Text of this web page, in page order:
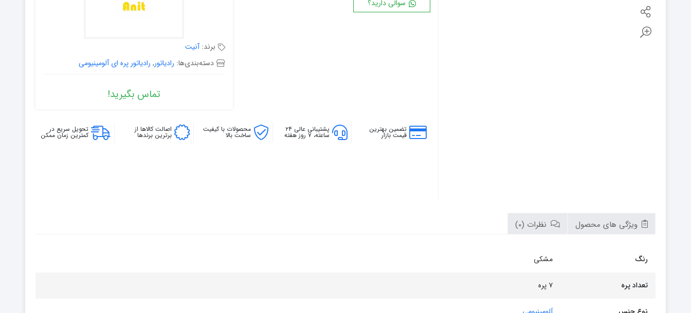
۱۸ پره
سوالی دارید؟
برند:آنیت
دسته‌بندی‌ها: رادیاتور, رادیاتور پره ای آلومینیومی
تماس بگیرید!
تضمین بهترین
قیمت بازار
پشتیبانی عالی ۲۴
ساعته، ۷ روز هفته
محصولات با کیفیت
ساخت بالا
اصالت کالاها از
برترین برندها
تحویل سریع در
کمترین زمان ممکن
ویژگی های محصول نظرات (0)
رنگ مشکی
تعداد پره ۷ پره